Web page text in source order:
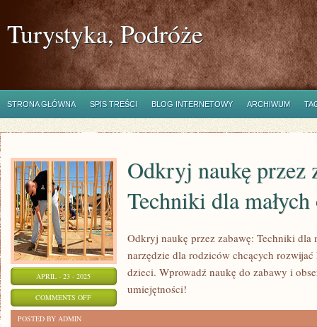
Turystyka, Podróże
STRONA GŁÓWNA SPIS TREŚCI BLOG INTERNETOWY ARCHIWUM
APRIL - 23 - 2025
COMMENTS OFFON
Odkryj naukę przez
Techniki dla
Odkryj naukę przez zabawę: Techniki dla
narzędzie dla rodziców chcących
dzieci. Wprowadź naukę do zabawy i
umiejętności!
POSTED BY ADMIN